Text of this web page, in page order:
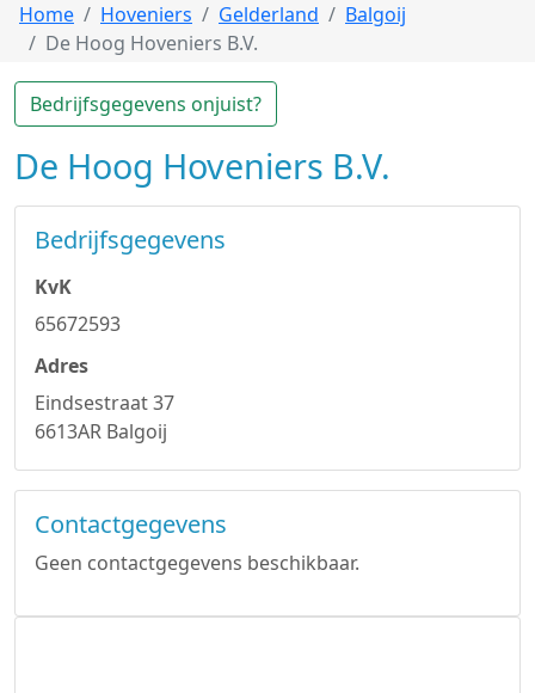
Home Hoveniers Gelderland
Balgoij
De Hoog Hoveniers B.V.
Bedrijfsgegevens onjuist?
De Hoog Hoveniers B.V.
Bedrijfsgegevens
KvK
65672593
Adres
Eindsestraat 37
6613AR Balgoij
Contactgegevens
Geen contactgegevens beschikbaar.